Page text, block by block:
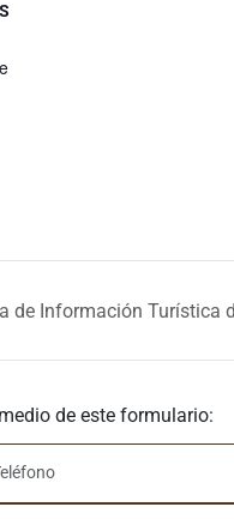
de Información Turística
de este formulario: